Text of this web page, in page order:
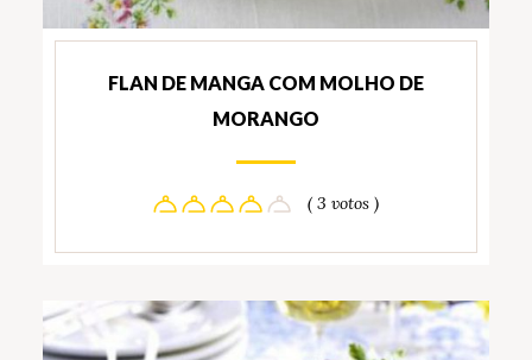
FLAN DE MANGA COM MOLHO DE
MORANGO
( 3 votos )